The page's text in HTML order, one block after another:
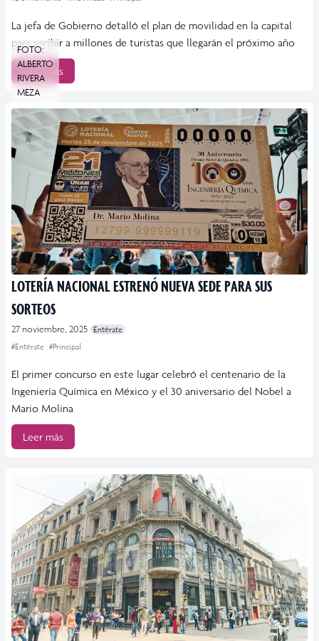
La jefa de Gobierno detalló el plan de movilidad en la capital
para recibir a millones de turistas que llegarán el próximo año
Leer más
FOTO:
ALBERTO
RIVERA
MEZA
LOTERÍA NACIONAL ESTRENÓ NUEVA SEDE PARA SUS
SORTEOS
27 noviembre, 2025 Entérate
#Entérate #Principal
El primer concurso en este lugar celebró el centenario de la
Ingeniería Química en México y el 30 aniversario del Nobel a
Mario Molina
Leer más